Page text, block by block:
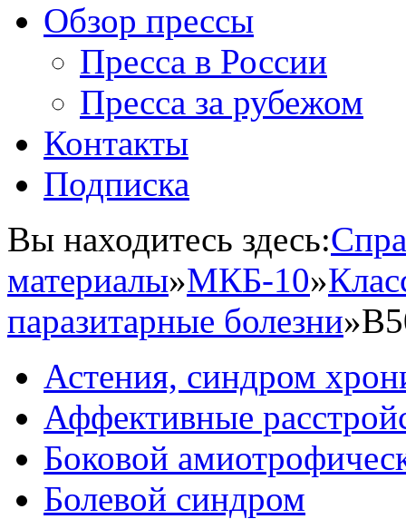
Обзор прессы
Пресса в России
Пресса за рубежом
Контакты
Подписка
Вы находитесь здесь:
материалы»МКБ-10»
паразитарные болезни»
Астения, синдром
Аффективные
Боковой
Болевой синдром